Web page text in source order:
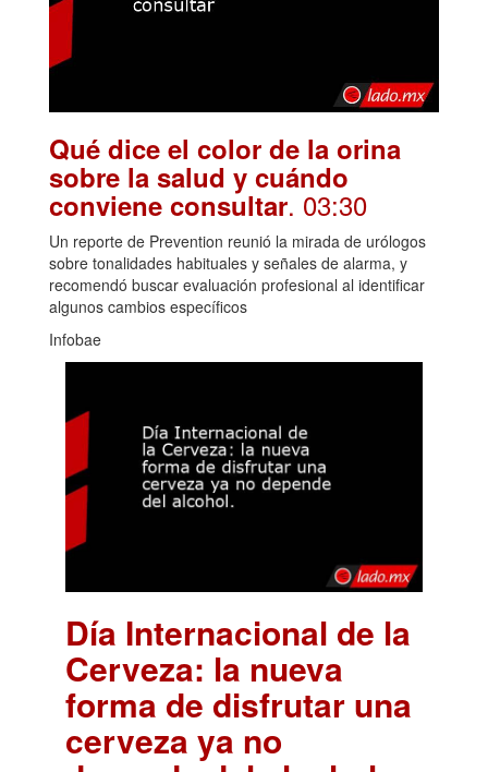
Qué dice el color de la orina
sobre la salud y cuándo
conviene consultar. 03:30
Un reporte de Prevention reunió la mirada de urólogos
sobre tonalidades habituales y señales de alarma, y
recomendó buscar evaluación profesional al identificar
algunos cambios específicos
Infobae
Día Internacional de la
Cerveza: la nueva
forma de disfrutar una
cerveza ya no